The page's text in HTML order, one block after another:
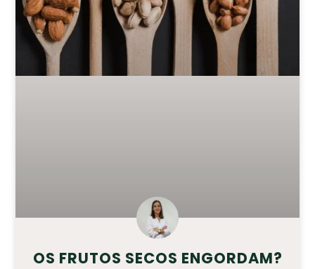
OS FRUTOS SECOS ENGORDAM?